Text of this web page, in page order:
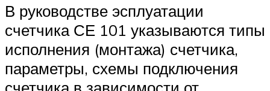
В руководстве эсплуатации
счетчика СЕ 101 указываются типы
исполнения (монтажа) счетчика,
параметры, схемы подключения